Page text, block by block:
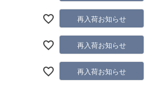
再入荷お知らせ
再入荷お知らせ
再入荷お知らせ